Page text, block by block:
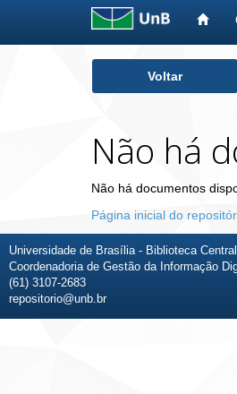
Voltar
Não há
Não há documentos
Página inicial do
Universidade de Brasília - Biblioteca Central
Coordenadoria de Gestão da Informação
(61) 3107-2683
repositorio@unb.br